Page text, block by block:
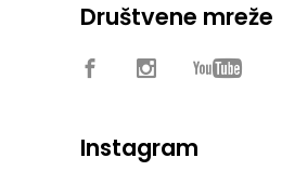
Društvene mreže
Instagram